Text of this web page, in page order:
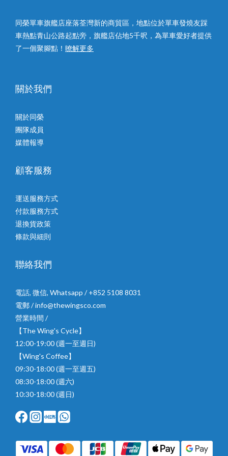
同榮單車旗艦店座落荃灣新的商貿區，地點位於單車發燒友踩
車熱點青山公路起點旁，旗艦店佔地5千呎，為單車愛好者提供
了一個聚腳點！ 暸解更多
關於我們
關於同榮
團隊成員
媒體報導
顧客服務
運送服務方式
付款服務方式
退換貨政策
條款與細則
聯絡我們
電話, 微信, Whatsapp / +852 5108 8031
電郵 / info@thewingsco.com
營業時間 /
【The Wing's Cycle】
12:00-19:00 (週一至週日)
【Wing's Coffee】
09:30-18:00 (週一至週五)
08:30-18:00 (週六)
10:30-18:00 (週日)